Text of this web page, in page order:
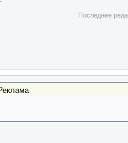
Последнее